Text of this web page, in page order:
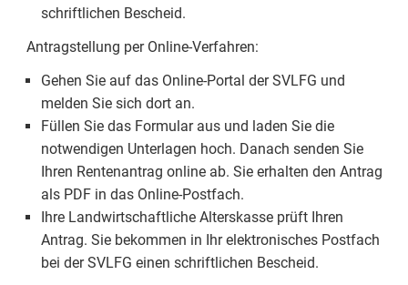
schriftlichen Bescheid.
Antragstellung per Online-Verfahren:
Gehen Sie auf das Online-Portal der SVLFG und
melden Sie sich dort an.
Füllen Sie das Formular aus und laden Sie die
notwendigen Unterlagen hoch. Danach senden Sie
Ihren Rentenantrag online ab. Sie erhalten den Antrag
als PDF in das Online-Postfach.
Ihre Landwirtschaftliche Alterskasse prüft Ihren
Antrag. Sie bekommen in Ihr elektronisches Postfach
bei der SVLFG einen schriftlichen Bescheid.